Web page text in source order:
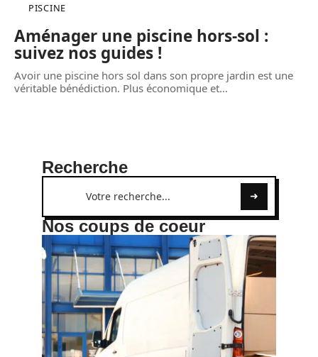
PISCINE
Aménager une piscine hors-sol :
suivez nos guides !
Avoir une piscine hors sol dans son propre jardin est une
véritable bénédiction. Plus économique et…
Recherche
Nos coups de coeur